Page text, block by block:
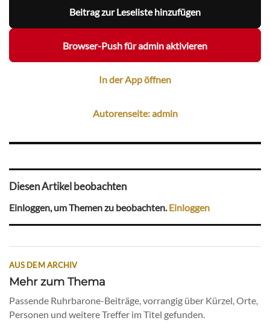
Beitrag zur Leseliste hinzufügen
Browser-Push für admin aktivieren
In der App öffnen
Autorenseite: admin
Diesen Artikel beobachten
Einloggen, um Themen zu beobachten.Einloggen
AUS DEM ARCHIV
Mehr zum Thema
Passende Ruhrbarone-Beiträge, vorrangig über Kürzel, Orte,
Personen und weitere Treffer im Titel gefunden.